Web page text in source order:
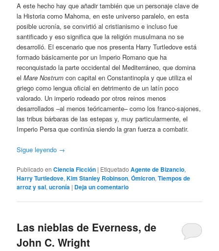
A este hecho hay que añadir también que un personaje clave de
la Historia como Mahoma, en este universo paralelo, en esta
posible ucronía, se convirtió al cristianismo e incluso fue
santificado y eso significa que la religión musulmana no se
desarrolló. El escenario que nos presenta Harry Turtledove está
formado básicamente por un Imperio Romano que ha
reconquistado la parte occidental del Mediterráneo, que domina
elMare Nostrum con capital en Constantinopla y que utiliza el
griego como lengua oficial en detrimento de un latín poco
valorado. Un imperio rodeado por otros reinos menos
desarrollados –al menos teóricamente– como los franco-sajones,
las tribus bárbaras de las estepas y, muy particularmente, el
Imperio Persa que continúa siendo la gran fuerza a combatir.
Sigue leyendo →
Publicado en Ciencia Ficción | Etiquetado Agente de Bizancio,
Harry Turtledove,Kim Stanley Robinson,Ómicron,Tiempos de
arroz y sal,ucronía | Deja un comentario
Las nieblas de Everness, de
John C. Wright